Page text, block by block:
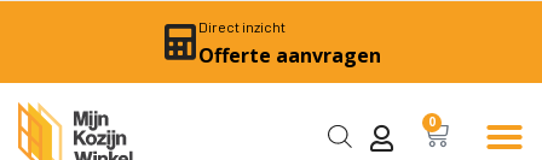
Direct inzicht
Offerte aanvragen
0